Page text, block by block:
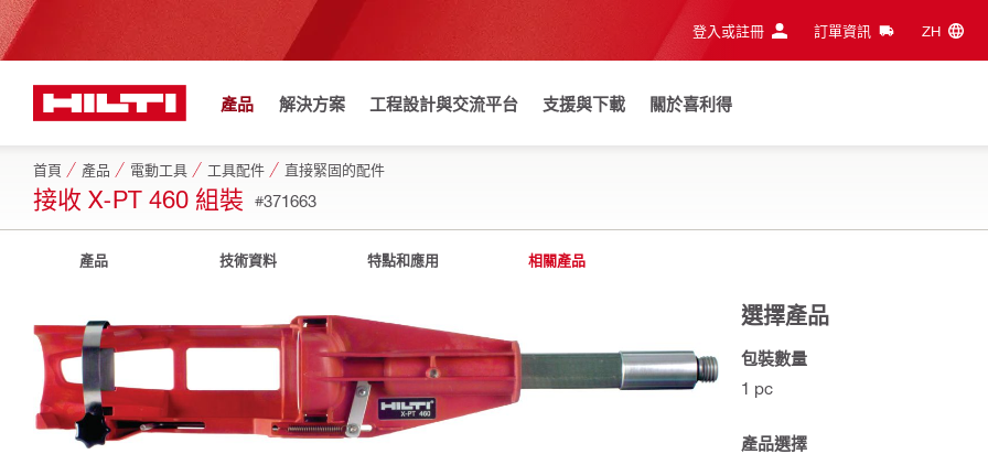
登入或註冊 訂單資訊 ZH‎
產品 解決方案 工程設計與交流平台 支援與下載 關於喜利得
首頁 產品 電動工具 工具配件 直接緊固的配件
接收 X-PT 460 組裝 #371663
產品 技術資料 特點和應用 相關產品
選擇產品
包裝數量
1 pc
產品選擇